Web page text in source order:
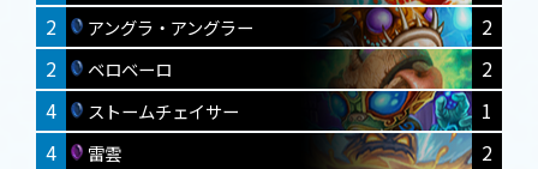
2
アングラ・アングラー
2
2
ベロベーロ
2
4
ストームチェイサー
1
4
雷雲
2